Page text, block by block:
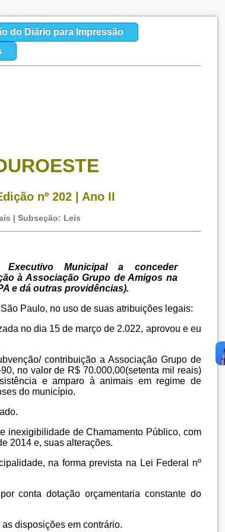
do Diário para Impressão
nº 202 | Ano II
| Subseção: Leis
Municipal a conceder
à Associação Grupo de Amigos na
e dá outras providências).
Paulo, no uso de suas atribuições legais:
no dia 15 de março de 2.022, aprovou e eu
contribuição a Associação Grupo de
no valor de R$ 70.000,00(setenta mil reais)
e amparo à animais em regime de
do município.
inexigibilidade de Chamamento Público, com
2014 e, suas alterações.
na forma prevista na Lei Federal nº
conta dotação orçamentaria constante do
disposições em contrário.